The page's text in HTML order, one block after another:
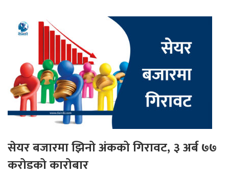
सेयर बजारमा झिनो अंकको गिरावट, ३ अर्ब ७७
करोडको कारोबार